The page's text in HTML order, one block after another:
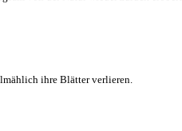
ihre Blätter verlieren.